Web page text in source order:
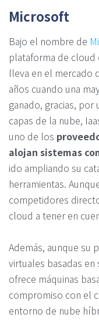
Microsoft
Bajo el nombre de
plataforma de cloud
lleva en el mercado
años cuando una
ganado, gracias, por
capas de la nube,
uno de los
alojan sistemas
ido ampliando su
herramientas.
competidores
cloud a tener en
Además, aunque su
virtuales basadas
ofrece máquinas
compromiso con el
entorno de nube